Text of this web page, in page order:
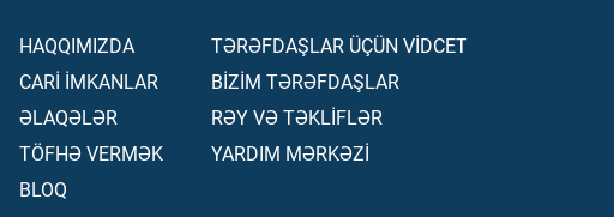
HAQQIMIZDA
CARİ İMKANLAR
ƏLAQƏLƏR
TÖFHƏ VERMƏK
BLOQ
TƏRƏFDAŞLAR ÜÇÜN VİDCET
BİZİM TƏRƏFDAŞLAR
RƏY VƏ TƏKLİFLƏR
YARDIM MƏRKƏZİ